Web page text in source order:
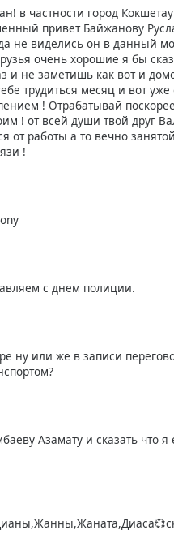
в частности город
привет Байжанову
не виделись он в данный
очень хорошие я бы
и не заметишь как вот и
трудиться месяц и вот уже
! Отрабатывай
! от всей души твой друг
работы а то вечно
!
с днем полиции.
ну или же в записи
Азамату и сказать что